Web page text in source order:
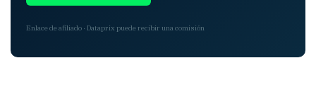
Enlace de afiliado · Dataprix puede recibir una comisión